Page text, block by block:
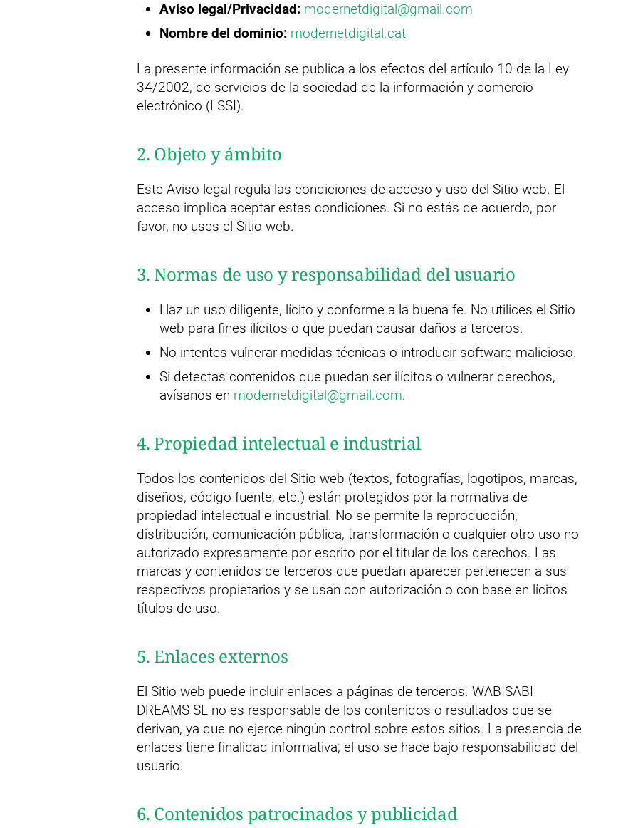
Aviso legal/Privacidad: modernetdigital@gmail.com
Nombre del dominio: modernetdigital.cat
La presente información se publica a los efectos del artículo 10 de la Ley
34/2002, de servicios de la sociedad de la información y comercio
electrónico (LSSI).
2. Objeto y ámbito
Este Aviso legal regula las condiciones de acceso y uso del Sitio web. El
acceso implica aceptar estas condiciones. Si no estás de acuerdo, por
favor, no uses el Sitio web.
3. Normas de uso y responsabilidad del usuario
Haz un uso diligente, lícito y conforme a la buena fe. No utilices el Sitio
web para fines ilícitos o que puedan causar daños a terceros.
No intentes vulnerar medidas técnicas o introducir software malicioso.
Si detectas contenidos que puedan ser ilícitos o vulnerar derechos,
avísanos en modernetdigital@gmail.com.
4. Propiedad intelectual e industrial
Todos los contenidos del Sitio web (textos, fotografías, logotipos, marcas,
diseños, código fuente, etc.) están protegidos por la normativa de
propiedad intelectual e industrial. No se permite la reproducción,
distribución, comunicación pública, transformación o cualquier otro uso no
autorizado expresamente por escrito por el titular de los derechos. Las
marcas y contenidos de terceros que puedan aparecer pertenecen a sus
respectivos propietarios y se usan con autorización o con base en lícitos
títulos de uso.
5. Enlaces externos
El Sitio web puede incluir enlaces a páginas de terceros. WABISABI
DREAMS SL no es responsable de los contenidos o resultados que se
derivan, ya que no ejerce ningún control sobre estos sitios. La presencia de
enlaces tiene finalidad informativa; el uso se hace bajo responsabilidad del
usuario.
6. Contenidos patrocinados y publicidad